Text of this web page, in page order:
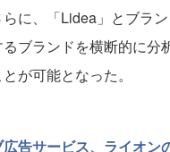
に、「Lidea」とブラ
ブランドを横断的に
が可能となった。
告サービス、ライオン